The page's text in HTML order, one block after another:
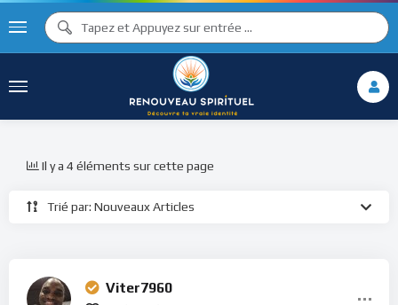
Trié par: Nouveaux Articles
Il y a 4 éléments sur cette page
Viter7960